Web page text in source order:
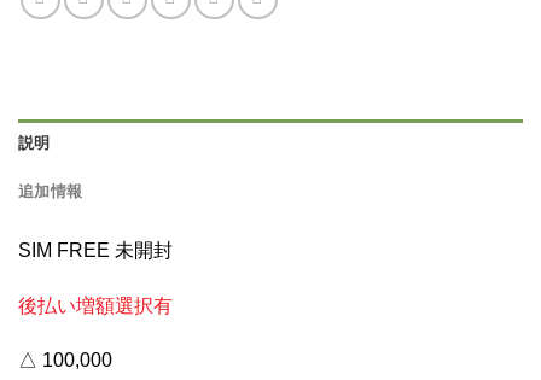
説明
追加情報
SIM FREE 未開封
後払い増額選択有
△ 100,000